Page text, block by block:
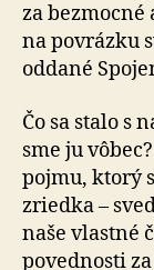
za bez­mocné
na povrázku
oddané
Čo sa stalo s
sme ju
pojmu, ktorý
zriedka –
naše vlastné
po­ved­nosti